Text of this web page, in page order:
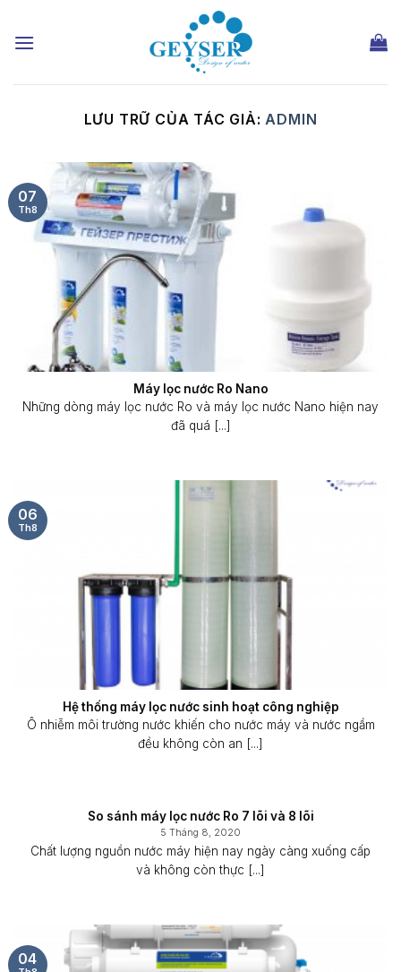
đến
nội
LƯU TRỮ CỦA TÁC GIẢ:ADMIN
Máy lọc nước Ro Nano
Những dòng máy lọc nước Ro và máy lọc nước Nano hiện nay
đã quá [...]
07
Th8
Hệ thống máy lọc nước sinh hoạt công nghiệp
Ô nhiễm môi trường nước khiến cho nước máy và nước ngầm
đều không còn an [...]
06
Th8
So sánh máy lọc nước Ro 7 lõi và 8 lõi
5 Tháng 8, 2020
Chất lượng nguồn nước máy hiện nay ngày càng xuống cấp
và không còn thực [...]
04